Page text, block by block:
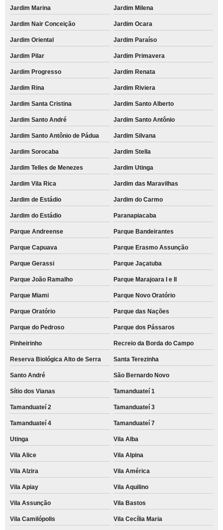
Jardim Marina Jardim Milena
Jardim Nair Conceição Jardim Ocara
Jardim Oriental Jardim Paraíso
Jardim Pilar Jardim Primavera
Jardim Progresso Jardim Renata
Jardim Rina Jardim Riviera
Jardim Santa Cristina Jardim Santo Alberto
Jardim Santo André Jardim Santo Antônio
Jardim Santo Antônio de Pádua Jardim Silvana
Jardim Sorocaba Jardim Stella
Jardim Telles de Menezes Jardim Utinga
Jardim Vila Rica Jardim das Maravilhas
Jardim de Estádio Jardim do Carmo
Jardim do Estádio Paranapiacaba
Parque Andreense Parque Bandeirantes
Parque Capuava Parque Erasmo Assunção
Parque Gerassi Parque Jaçatuba
Parque João Ramalho Parque Marajoara I e II
Parque Miami Parque Novo Oratório
Parque Oratório Parque das Nações
Parque do Pedroso Parque dos Pássaros
Pinheirinho Recreio da Borda do Campo
Reserva Biológica Alto de Serra Santa Terezinha
Santo André São Bernardo Novo
Sítio dos Vianas Tamanduateí 1
Tamanduateí 2 Tamanduateí 3
Tamanduateí 4 Tamanduateí 7
Utinga Vila Alba
Vila Alice Vila Alpina
Vila Alzira Vila América
Vila Apiay Vila Aquilino
Vila Assunção Vila Bastos
Vila Camilópolis Vila Cecília Maria